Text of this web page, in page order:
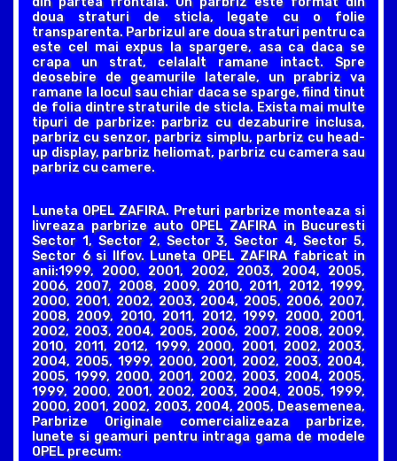
doua straturi de sticla, legate cu o folie
transparenta. Parbrizul are doua straturi pentru ca
este cel mai expus la spargere, asa ca daca se
crapa un strat, celalalt ramane intact. Spre
deosebire de geamurile laterale, un prabriz va
ramane la locul sau chiar daca se sparge, fiind tinut
de folia dintre straturile de sticla. Exista mai multe
tipuri de parbrize: parbriz cu dezaburire inclusa,
parbriz cu senzor, parbriz simplu, parbriz cu head-
up display, parbriz heliomat, parbriz cu camera sau
parbriz cu camere.
Luneta OPEL ZAFIRA. Preturi parbrize monteaza si
livreaza parbrize auto OPEL ZAFIRA in Bucuresti
Sector 1, Sector 2, Sector 3, Sector 4, Sector 5,
Sector 6 si Ilfov. Luneta OPEL ZAFIRA fabricat in
anii:1999, 2000, 2001, 2002, 2003, 2004, 2005,
2006, 2007, 2008, 2009, 2010, 2011, 2012, 1999,
2000, 2001, 2002, 2003, 2004, 2005, 2006, 2007,
2008, 2009, 2010, 2011, 2012, 1999, 2000, 2001,
2002, 2003, 2004, 2005, 2006, 2007, 2008, 2009,
2010, 2011, 2012, 1999, 2000, 2001, 2002, 2003,
2004, 2005, 1999, 2000, 2001, 2002, 2003, 2004,
2005, 1999, 2000, 2001, 2002, 2003, 2004, 2005,
1999, 2000, 2001, 2002, 2003, 2004, 2005, 1999,
2000, 2001, 2002, 2003, 2004, 2005, Deasemenea,
Parbrize Originale comercializeaza parbrize,
lunete si geamuri pentru intraga gama de modele
OPEL precum: